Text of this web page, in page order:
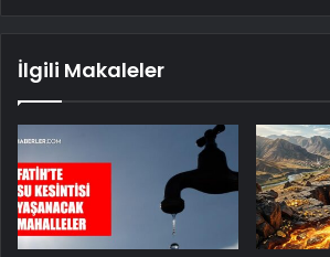
İlgili Makaleler